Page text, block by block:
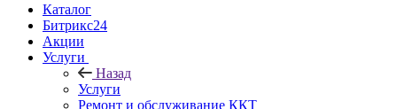
Каталог
Битрикс24
Акции
Услуги
Назад
Услуги
Ремонт и обслуживание ККТ